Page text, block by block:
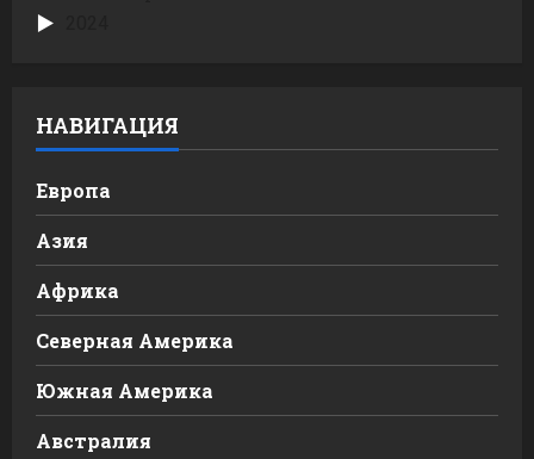
НАВИГАЦИЯ
Европа
Азия
Африка
Северная Америка
Южная Америка
Австралия